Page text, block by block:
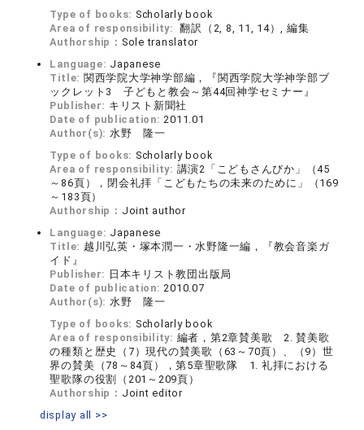
Type of books: Scholarly book
Area of responsibility: 翻訳（2, 8, 11, 14）, 編集
Authorship： Sole translator
Language: Japanese
Title: 関西学院大学神学部編，『関西学院大学神学部ブ
ックレット3 子どもと教会～第44回神学セミナー』
Publisher: キリスト新聞社
Date of publication:2011.01
Author(s): 水野 隆一
Type of books: Scholarly book
Area of responsibility: 講演2「こどもさんびか」（45
～86頁），閉会礼拝「こどもたちの未来のために」（169
～183頁）
Authorship： Joint author
Language: Japanese
Title: 越川弘英・塚本潤一・水野隆一編，『教会音楽ガ
イド』
Publisher: 日本キリスト教団出版局
Date of publication:2010.07
Author(s): 水野 隆一
Type of books: Scholarly book
Area of responsibility: 編者，第2章賛美歌 2. 賛美歌
の種類と歴史（7）現代の賛美歌（63～70頁）、（9）世
界の賛美（78～84頁），第5章聖歌隊 1. 礼拝における
聖歌隊の役割（201～209頁）
Authorship： Joint editor
display all >>